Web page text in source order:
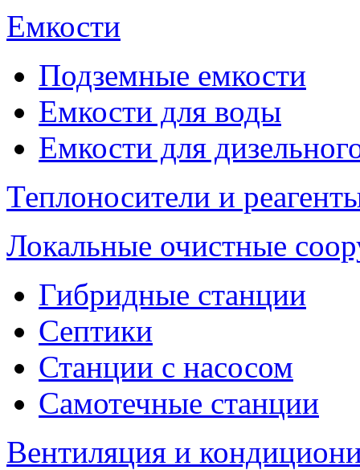
Емкости
Подземные емкости
Емкости для воды
Емкости для
Теплоносители и
Локальные очистные
Гибридные станции
Септики
Станции с насосом
Самотечные станции
Вентиляция и